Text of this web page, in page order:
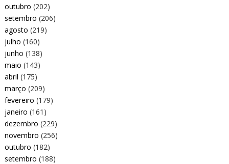
outubro (202)
setembro (206)
agosto (219)
julho (160)
junho (138)
maio (143)
abril (175)
março (209)
fevereiro (179)
janeiro (161)
dezembro (229)
novembro (256)
outubro (182)
setembro (188)